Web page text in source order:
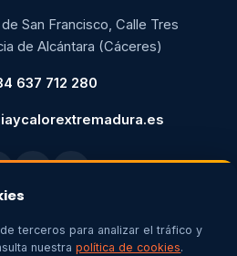
San Francisco, Calle Tres
de Alcántara (Cáceres)
637 712 280
privacidad Política de cookies
terceros para analizar el tráfico y
nuestrapolítica de cookies.